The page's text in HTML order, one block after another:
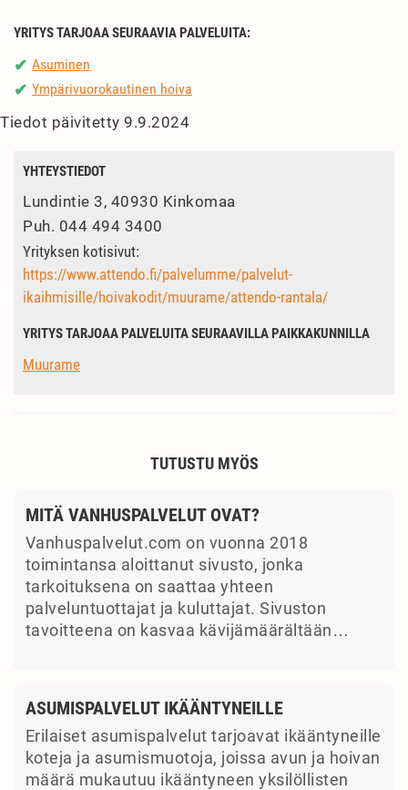
YRITYS TARJOAA SEURAAVIA PALVELUITA:
✔ Asuminen
✔ Ympärivuorokautinen hoiva
Tiedot päivitetty 9.9.2024
YHTEYSTIEDOT
Lundintie 3, 40930 Kinkomaa
Puh. 044 494 3400
Yrityksen kotisivut:
https://www.attendo.fi/palvelumme/palvelut-
ikaihmisille/hoivakodit/muurame/attendo-rantala/
YRITYS TARJOAA PALVELUITA SEURAAVILLA PAIKKAKUNNILLA
Muurame
TUTUSTU MYÖS
MITÄ VANHUSPALVELUT OVAT?
Vanhuspalvelut.com on vuonna 2018
toimintansa aloittanut sivusto, jonka
tarkoituksena on saattaa yhteen
palveluntuottajat ja kuluttajat. Sivuston
tavoitteena on kasvaa kävijämäärältään…
ASUMISPALVELUT IKÄÄNTYNEILLE
Erilaiset asumispalvelut tarjoavat ikääntyneille
koteja ja asumismuotoja, joissa avun ja hoivan
määrä mukautuu ikääntyneen yksilöllisten